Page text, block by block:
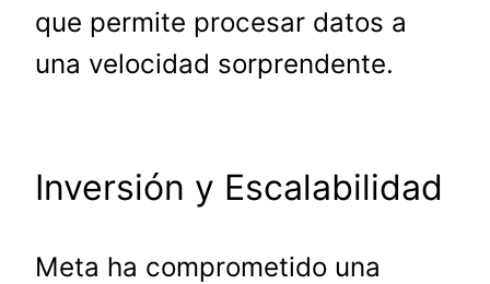
que permite procesar datos a
una velocidad sorprendente.
Inversión y Escalabilidad
Meta ha comprometido una